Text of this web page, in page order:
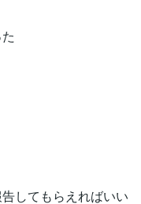
してもらえればいい